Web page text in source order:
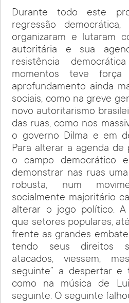
Durante todo este
regressão
organizaram e lutaram
autoritária e sua
resistência
momentos teve
aprofundamento ainda
sociais, como na greve
novo autoritarismo
das ruas, como nos
o governo Dilma e em
Para alterar a agenda de
o campo democrático
demonstrar nas ruas
robusta, num
socialmente majoritário
alterar o jogo político.
que setores populares,
frente as grandes
tendo seus direitos
atacados, viessem,
seguinte” a despertar e
como na música de
seguinte. O seguinte